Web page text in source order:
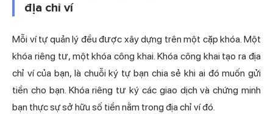
địa chỉ ví
Mỗi ví tự quản lý đều được xây dựng trên một cặp khóa. Một
khóa riêng tư, một khóa công khai. Khóa công khai tạo ra địa
chỉ ví của bạn, là chuỗi ký tự bạn chia sẻ khi ai đó muốn gửi
tiền cho bạn. Khóa riêng tư ký các giao dịch và chứng minh
bạn thực sự sở hữu số tiền nằm trong địa chỉ ví đó.